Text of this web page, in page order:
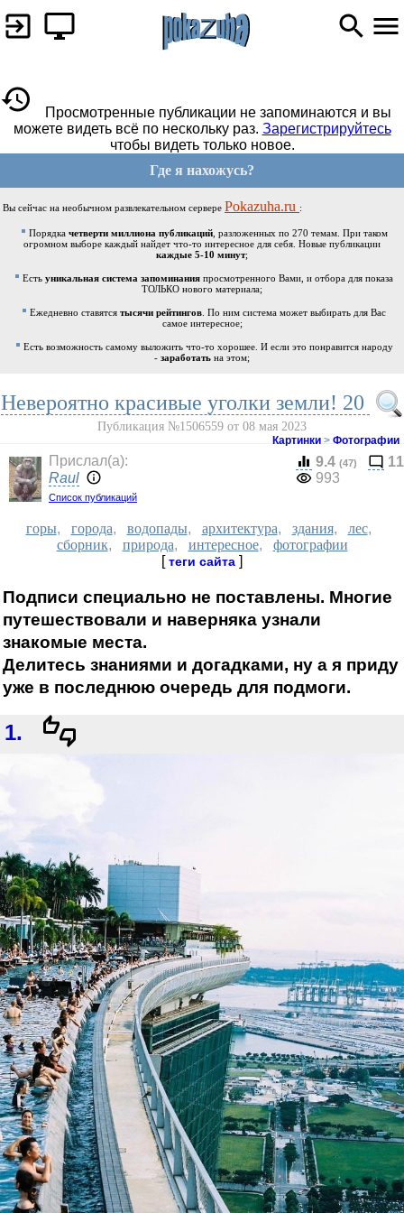
Просмотренные публикации не запоминаются и вы
можете видеть всё по нескольку раз. Зарегистрируйтесь
чтобы видеть только новое.
Где я нахожусь?
Вы сейчас на необычном развлекательном сервере Pokazuha.ru :
Порядка четверти миллиона публикаций, разложенных по 270 темам. При таком
огромном выборе каждый найдет что-то интересное для себя. Новые публикации
каждые 5-10 минут;
Есть уникальная система запоминания просмотренного Вами, и отбора для показа
ТОЛЬКО нового материала;
Ежедневно ставятся тысячи рейтингов . По ним система может выбирать для Вас
самое интересное;
Есть возможность самому выложить что-то хорошее. И если это понравится народу
- заработать на этом;
Невероятно красивые уголки земли! 20
Публикация №1506559 от 08 мая 2023
Картинки > Фотографии
Прислал(a):
Raul
Список публикаций
9.4 (47)
11
993
горы, города, водопады, архитектура, здания, лес,
сборник, природа, интересное, фотографии
[теги сайта ]
Подписи специально не поставлены. Многие
путешествовали и наверняка узнали
знакомые места.
Делитесь знаниями и догадками, ну а я приду
уже в последнюю очередь для подмоги.
1.